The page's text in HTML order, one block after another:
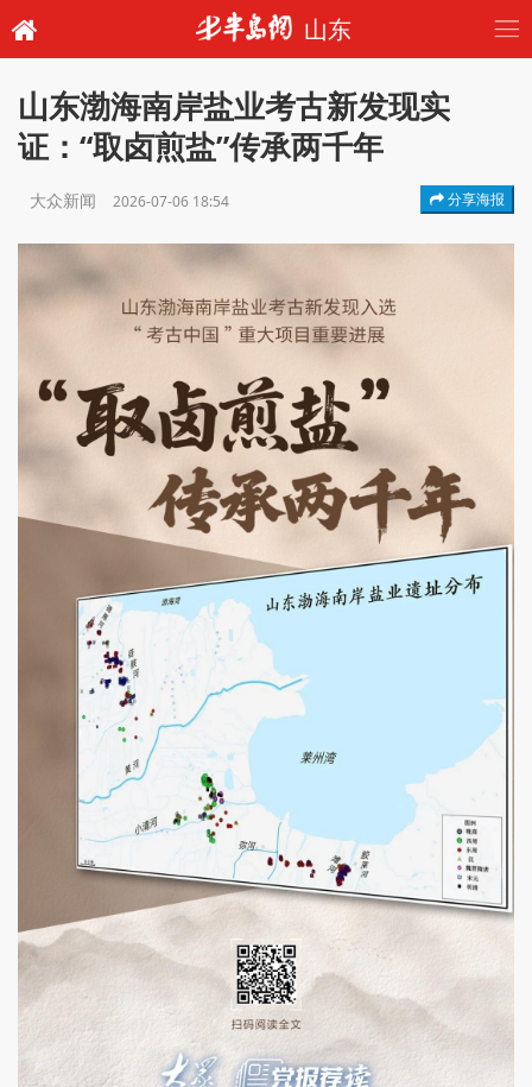
山东
山东渤海南岸盐业考古新发现实
证：“取卤煎盐”传承两千年
大众新闻 2026-07-06 18:54 分享海报